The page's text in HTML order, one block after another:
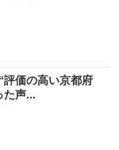
価の高い京都府
た声...